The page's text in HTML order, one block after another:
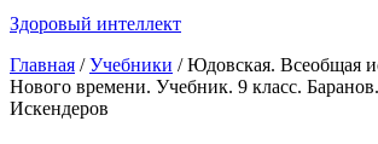
Здоровый интеллект
Главная /Учебники / Юдовская. Всеобщая
Нового времени. Учебник. 9 класс.
Искендеров